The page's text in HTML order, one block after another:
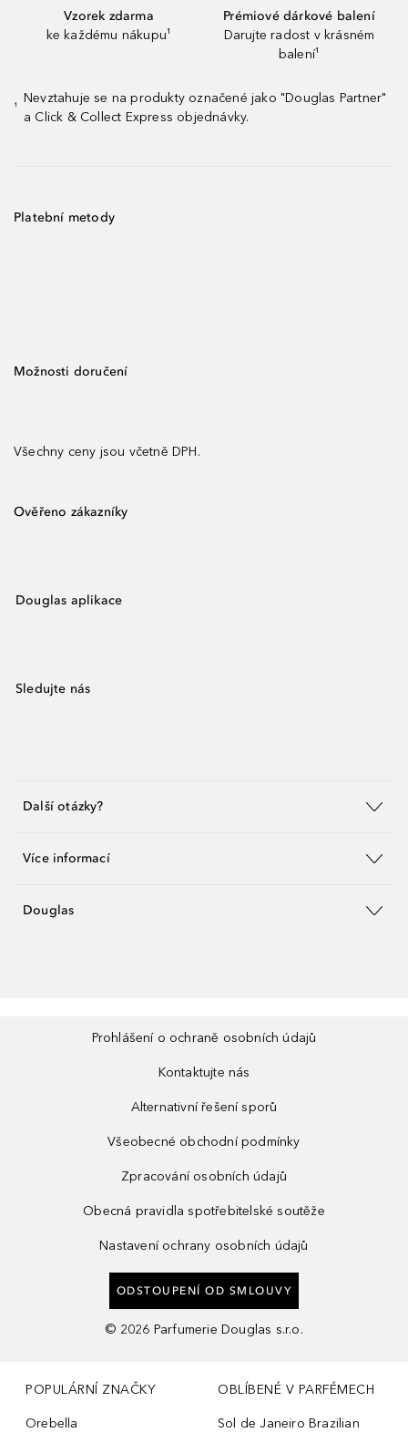
Vzorek zdarma
ke každému nákupu¹
Prémiové dárkové balení
Darujte radost v krásném
balení¹
¹
Nevztahuje se na produkty označené jako "Douglas Partner"
a Click & Collect Express objednávky.
Platební metody
Možnosti doručení
Všechny ceny jsou včetně DPH.
Ověřeno zákazníky
Douglas aplikace
Sledujte nás
Další otázky?
Více informací
Douglas
Prohlášení o ochraně osobních údajů
Kontaktujte nás
Alternativní řešení sporů
Všeobecné obchodní podmínky
Zpracování osobních údajů
Obecná pravidla spotřebitelské soutěže
Nastavení ochrany osobních údajů
ODSTOUPENÍ OD SMLOUVY
© 2026 Parfumerie Douglas s.r.o.
POPULÁRNÍ ZNAČKY
Orebella
OBLÍBENÉ V PARFÉMECH
Sol de Janeiro Brazilian